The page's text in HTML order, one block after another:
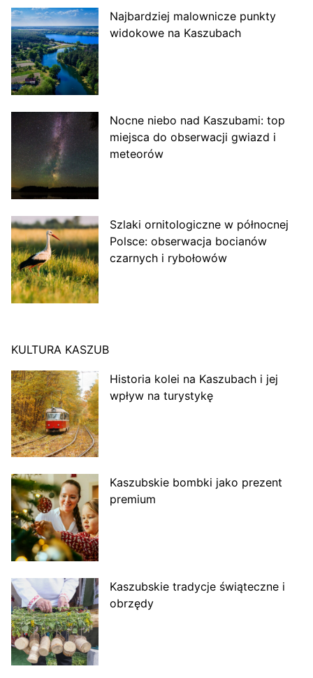
Najbardziej malownicze punkty
widokowe na Kaszubach
Nocne niebo nad Kaszubami: top
miejsca do obserwacji gwiazd i
meteorów
Szlaki ornitologiczne w północnej
Polsce: obserwacja bocianów
czarnych i rybołowów
KULTURA KASZUB
Historia kolei na Kaszubach i jej
wpływ na turystykę
Kaszubskie bombki jako prezent
premium
Kaszubskie tradycje świąteczne i
obrzędy